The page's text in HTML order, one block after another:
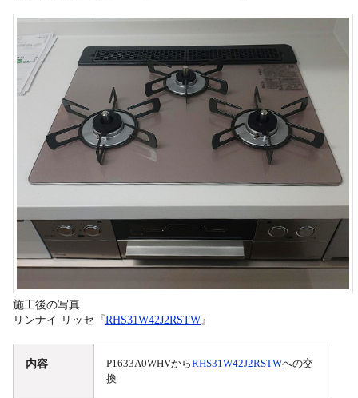
施工後の写真
リンナイ リッセ『RHS31W42J2RSTW 』
内容 P1633A0WHVからRHS31W42J2RSTWへの交
換